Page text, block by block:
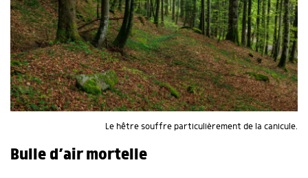
Le hêtre souffre particulièrement de la canicule.
Bulle d’air mortelle